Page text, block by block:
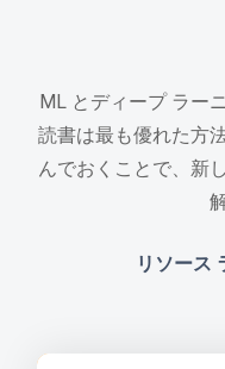
ML とディープ ラー
読書は最も優れた方
んでおくことで、新
リソース